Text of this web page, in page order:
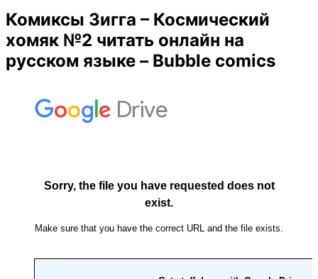
Комиксы Зигга – Космический
хомяк №2 читать онлайн на
русском языке – Bubble comics